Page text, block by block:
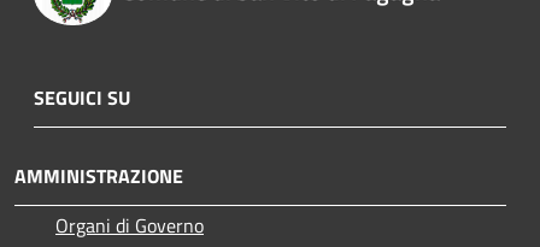
SEGUICI SU
AMMINISTRAZIONE
Organi di Governo